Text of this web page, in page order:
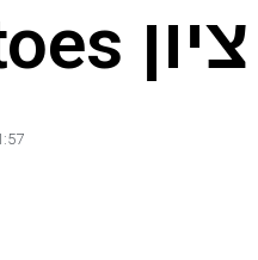
ציון Rotten Tomatoes